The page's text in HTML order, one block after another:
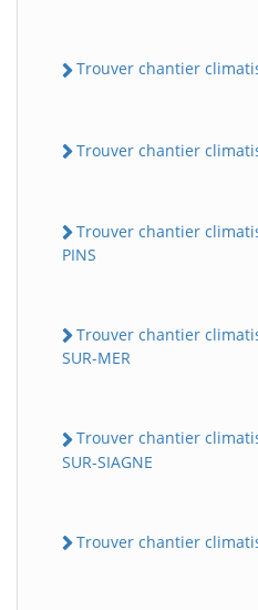
Trouver chantier
Trouver chantier
Trouver chantier
PINS
Trouver chantier
SUR-MER
Trouver chantier
SUR-SIAGNE
Trouver chantier